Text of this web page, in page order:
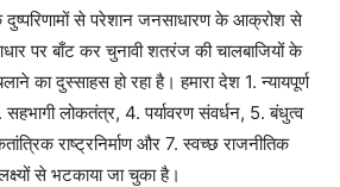
से परेशान जनसाधारण के आक्रोश से
पर बाँट कर चुनावी शतरंज की चालबाजियों के
का दुस्साहस हो रहा है। हमारा देश 1. न्यायपूर्ण
लोकतंत्र, 4. पर्यावरण संवर्धन, 5. बंधुत्व
राष्ट्रनिर्माण और 7. स्वच्छ राजनीतिक
से भटकाया जा चुका है।